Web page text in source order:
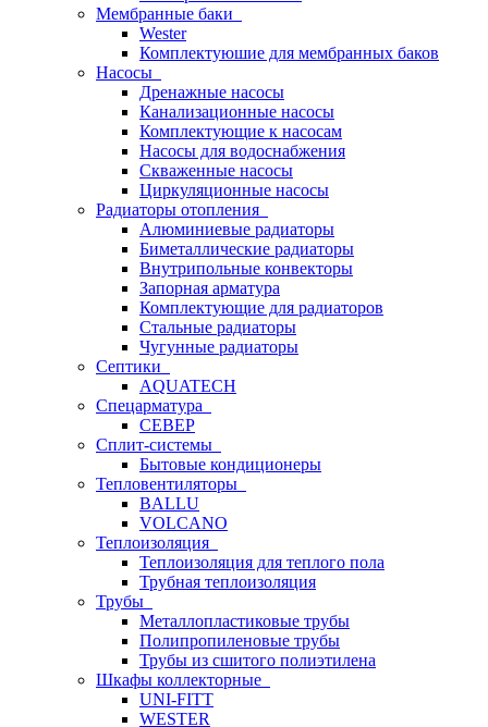
Мембранные баки
Wester
Комплектуюшие для мембранных баков
Насосы
Дренажные насосы
Канализационные насосы
Комплектующие к насосам
Насосы для водоснабжения
Скваженные насосы
Циркуляционные насосы
Радиаторы отопления
Алюминиевые радиаторы
Биметаллические радиаторы
Внутрипольные конвекторы
Запорная арматура
Комплектующие для радиаторов
Стальные радиаторы
Чугунные радиаторы
Септики
AQUATECH
Спецарматура
СЕВЕР
Сплит-системы
Бытовые кондиционеры
Тепловентиляторы
BALLU
VOLCANO
Теплоизоляция
Теплоизоляция для теплого пола
Трубная теплоизоляция
Трубы
Металлопластиковые трубы
Полипропиленовые трубы
Трубы из сшитого полиэтилена
Шкафы коллекторные
UNI-FITT
WESTER